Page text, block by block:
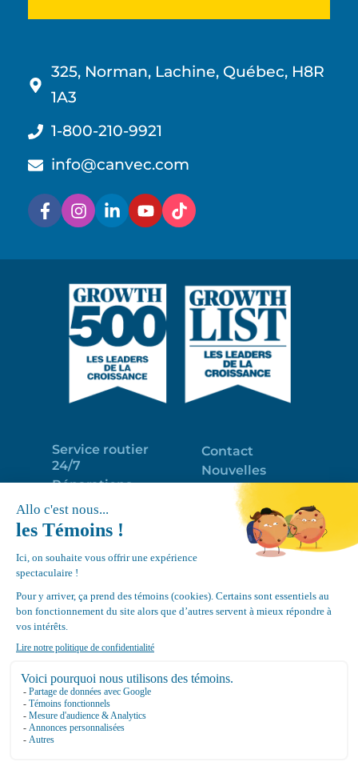
325, Norman, Lachine, Québec, H8R
1A3
1-800-210-9921
info@canvec.com
Service routier
24/7
Réparations
Programme
d’entretien
Déneigement
de toits
Équipements
Contact
Nouvelles
Portail clients
Emploi
Politique de
Google
4.7